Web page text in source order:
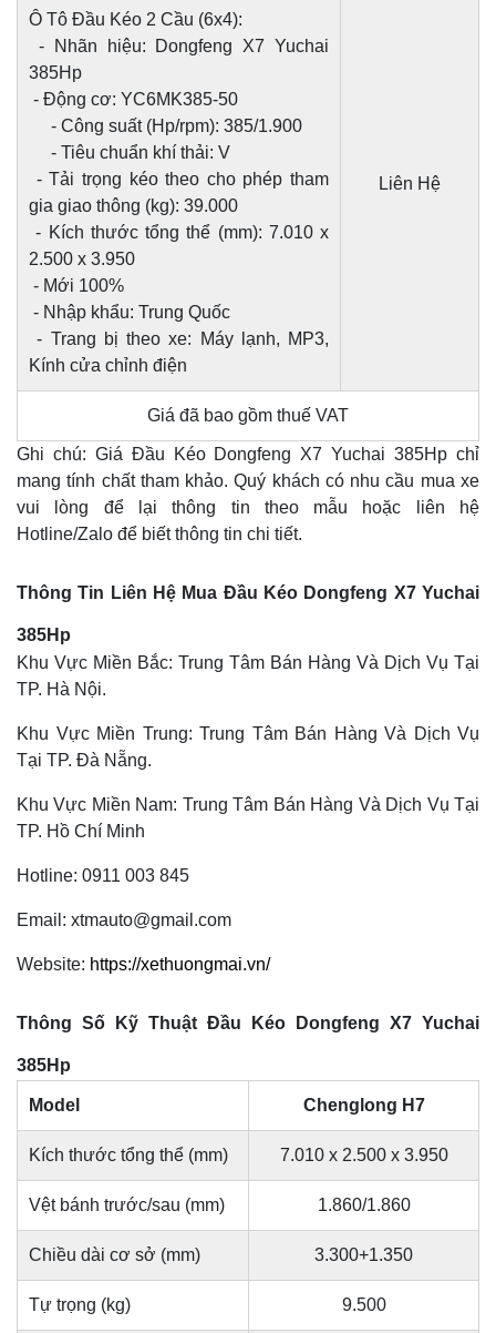
Ô Tô Đầu Kéo 2 Cầu (6x4):
- Nhãn hiệu: Dongfeng X7 Yuchai
385Hp
- Động cơ: YC6MK385-50
- Công suất (Hp/rpm): 385/1.900
- Tiêu chuẩn khí thải: V
- Tải trọng kéo theo cho phép tham
gia giao thông (kg): 39.000
- Kích thước tổng thể (mm): 7.010 x
2.500 x 3.950
- Mới 100%
- Nhập khẩu: Trung Quốc
- Trang bị theo xe: Máy lạnh, MP3,
Kính cửa chỉnh điện
Liên Hệ
Giá đã bao gồm thuế VAT
Ghi chú: Giá Đầu Kéo Dongfeng X7 Yuchai 385Hp chỉ
mang tính chất tham khảo. Quý khách có nhu cầu mua xe
vui lòng để lại thông tin theo mẫu hoặc liên hệ
Hotline/Zalo để biết thông tin chi tiết.
Thông Tin Liên Hệ Mua Đầu Kéo Dongfeng X7 Yuchai
385Hp
Khu Vực Miền Bắc: Trung Tâm Bán Hàng Và Dịch Vụ Tại
TP. Hà Nội.
Khu Vực Miền Trung: Trung Tâm Bán Hàng Và Dịch Vụ
Tại TP. Đà Nẵng.
Khu Vực Miền Nam: Trung Tâm Bán Hàng Và Dịch Vụ Tại
TP. Hồ Chí Minh
Hotline: 0911 003 845
Email: xtmauto@gmail.com
Website: https://xethuongmai.vn/
Thông Số Kỹ Thuật Đầu Kéo Dongfeng X7 Yuchai
385Hp
Model Chenglong H7
Kích thước tổng thể (mm) 7.010 x 2.500 x 3.950
Vệt bánh trước/sau (mm) 1.860/1.860
Chiều dài cơ sở (mm) 3.300+1.350
Tự trọng (kg) 9.500